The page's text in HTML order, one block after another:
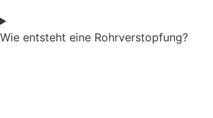
Wie entsteht eine Rohrverstopfung?